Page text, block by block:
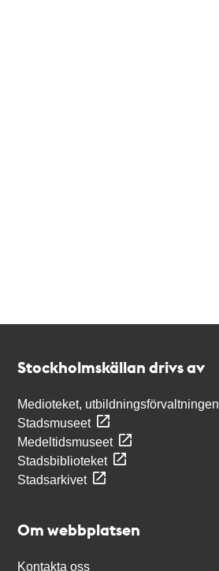
Stockholmskällan drivs av
Medioteket, utbildningsförvaltningen
Stadsmuseet
Medeltidsmuseet
Stadsbiblioteket
Stadsarkivet
Om webbplatsen
Kontakta oss